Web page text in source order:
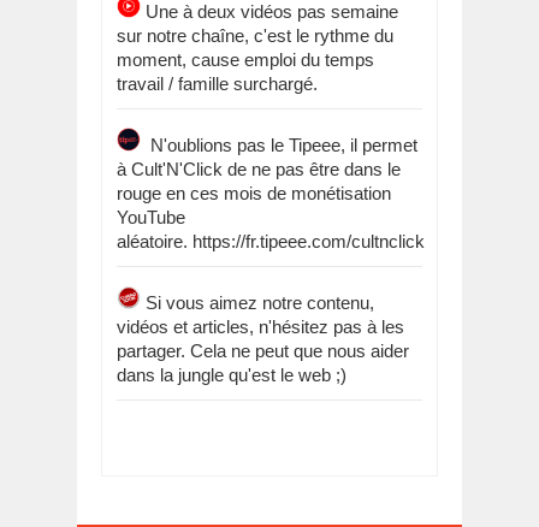
Une à deux vidéos pas semaine
sur notre chaîne, c'est le rythme du
moment, cause emploi du temps
travail / famille surchargé.
N'oublions pas le Tipeee, il permet
à Cult'N'Click de ne pas être dans le
rouge en ces mois de monétisation
YouTube
aléatoire. https://fr.tipeee.com/cultnclick
Si vous aimez notre contenu,
vidéos et articles, n'hésitez pas à les
partager. Cela ne peut que nous aider
dans la jungle qu'est le web ;)